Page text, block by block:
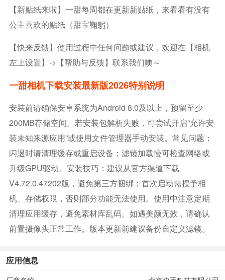
【新贴纸来啦】一甜每周都在更新新贴纸，来看看有没有
公主喜欢的贴纸（甜宝鞠躬）
【快来反馈】使用过程中任何问题或建议，欢迎在【相机
左上设置】->【帮助与反馈】联系我们噢～
一甜相机下载安装最新版2026特别说明
安装前请确保安卓系统为Android 8.0及以上，预留至少
200MB存储空间。若安装包解析失败，可尝试开启“允许安
装未知来源应用”或使用文件管理器手动安装。常见问题：
闪退时请清理缓存或重启设备；滤镜加载慢可检查网络或
升级GPU驱动。安装技巧：建议从官方渠道下载
V4.72.0.47202版，避免第三方捆绑；首次启动需授予相
机、存储权限，否则部分功能无法使用。使用中注意定期
清理应用缓存，避免素材库乱码。如遇美颜无效，请确认
前置摄像头正常工作。版本更新前建议备份自定义滤镜。
应用信息